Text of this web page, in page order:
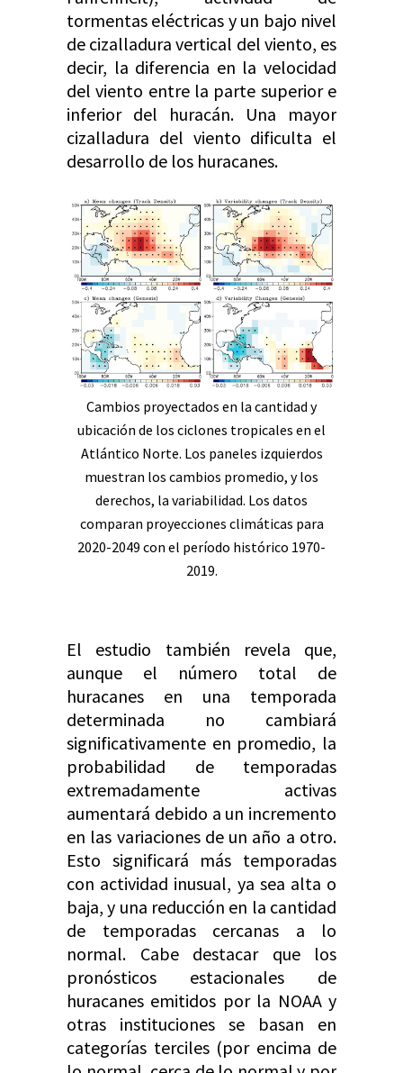
tormentas eléctricas y un bajo nivel
de cizalladura vertical del viento, es
decir, la diferencia en la velocidad
del viento entre la parte superior e
inferior del huracán. Una mayor
cizalladura del viento dificulta el
desarrollo de los huracanes.
Cambios proyectados en la cantidad y
ubicación de los ciclones tropicales en el
Atlántico Norte. Los paneles izquierdos
muestran los cambios promedio, y los
derechos, la variabilidad. Los datos
comparan proyecciones climáticas para
2020-2049 con el período histórico 1970-
2019.
El estudio también revela que,
aunque el número total de
huracanes en una temporada
determinada no cambiará
significativamente en promedio, la
probabilidad de temporadas
extremadamente activas
aumentará debido a un incremento
en las variaciones de un año a otro.
Esto significará más temporadas
con actividad inusual, ya sea alta o
baja, y una reducción en la cantidad
de temporadas cercanas a lo
normal. Cabe destacar que los
pronósticos estacionales de
huracanes emitidos por la NOAA y
otras instituciones se basan en
categorías terciles (por encima de